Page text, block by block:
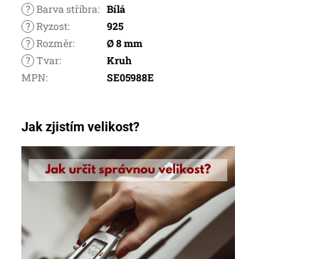
? Barva stříbra: Bílá
? Ryzost:
925
? Rozměr:
Ø 8 mm
? Tvar:
Kruh
MPN: SE05988E
Jak zjistím velikost?